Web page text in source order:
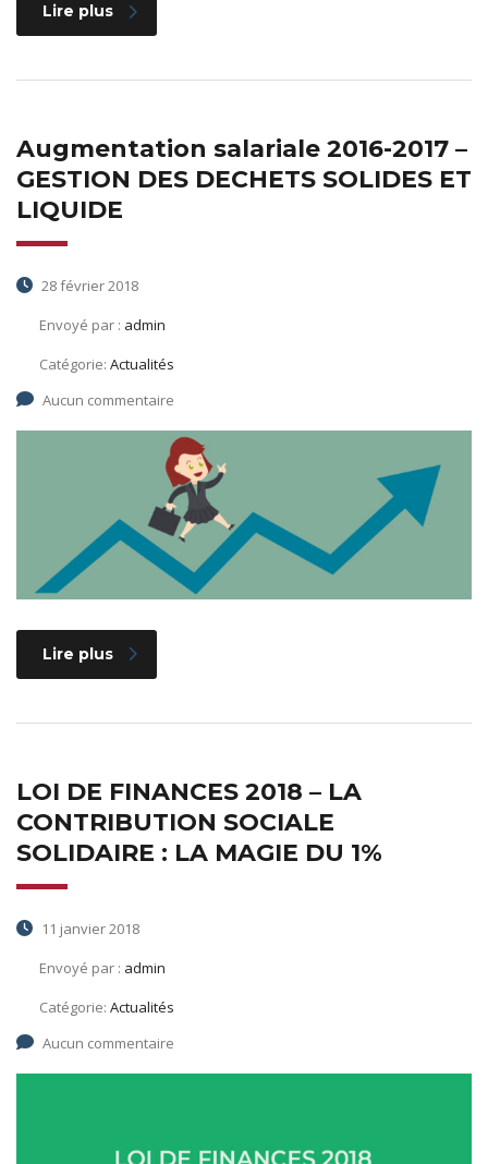
Lire plus
Augmentation salariale 2016-2017 –
GESTION DES DECHETS SOLIDES ET
LIQUIDE
28 février 2018
Envoyé par : admin
Catégorie: Actualités
Aucun commentaire
Lire plus
LOI DE FINANCES 2018 – LA
CONTRIBUTION SOCIALE
SOLIDAIRE : LA MAGIE DU 1%
11 janvier 2018
Envoyé par : admin
Catégorie: Actualités
Aucun commentaire